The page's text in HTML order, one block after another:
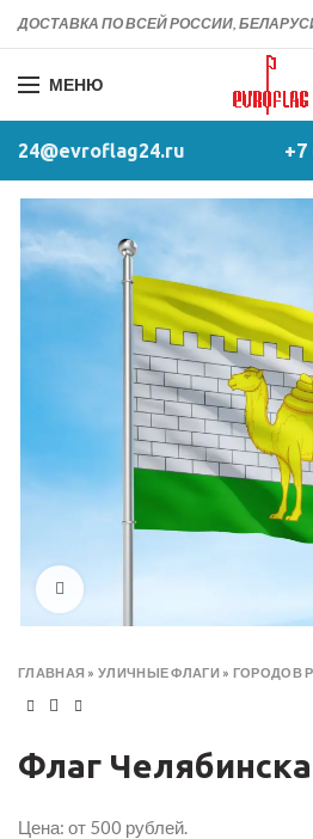
ДОСТАВКА ПО ВСЕЙ РОССИИ,
МЕНЮ
24@evroflag24.ru +7
ГЛАВНАЯ »УЛИЧНЫЕ ФЛАГИ » ГОРОДОВ
Флаг Челябинска
Цена: от 500 рублей.